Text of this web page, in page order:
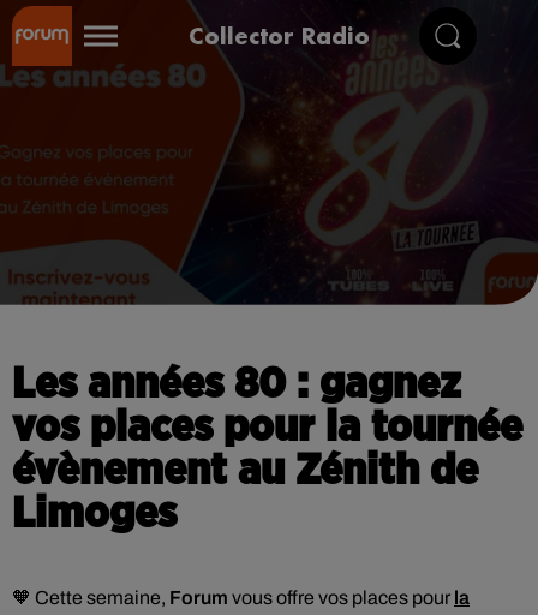
Collector Radio
Les années 80 : gagnez
vos places pour la tournée
évènement au Zénith de
Limoges
🧡 Cette semaine, Forum vous offre vos places pour la